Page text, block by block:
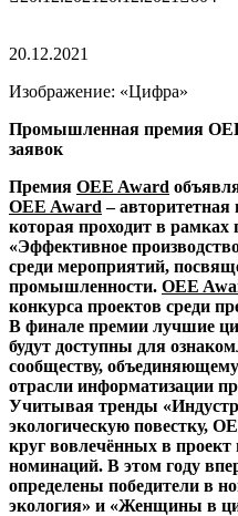
20.12.2021
Изображение: «Цифра»
Промышленная премия
заявок
Премия OEE Award
OEE Award – авторитетная
которая проходит в
«Эффективное
среди мероприятий,
промышленности. OEE
конкурса проектов среди
В финале премии лучшие
будут доступны для
сообществу,
отрасли информатизации
Учитывая тренды
экологическую повестку,
круг вовлечённых в проект
номинаций. В этом году
определены победители в
экология» и «Женщины в